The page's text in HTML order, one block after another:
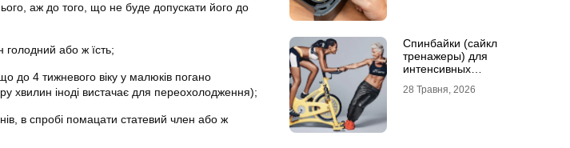
аж до того, що не буде допускати його до
голодний або ж їсть;
до 4 тижневого віку у малюків погано
хвилин іноді вистачає для переохолодження);
в спробі помацати статевий член або ж
Спинбайки (сайкл
тренажеры) для
интенсивных
активного образа жизни
28 Травня, 2026